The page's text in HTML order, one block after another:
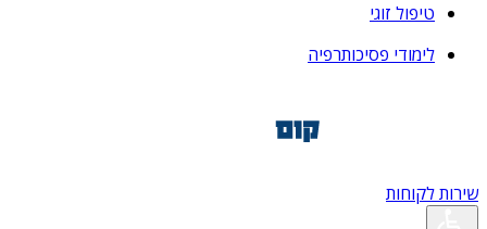
טיפול זוגי
לימודי פסיכותרפיה
שירות לקוחות